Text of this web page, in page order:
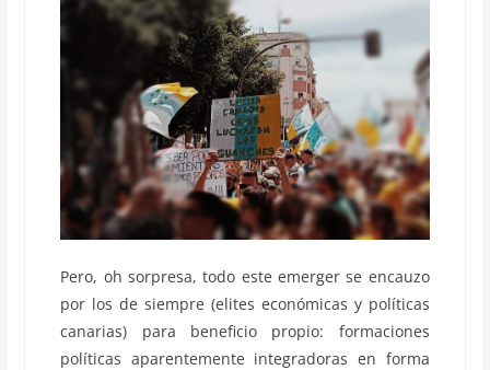
Pero, oh sorpresa, todo este emerger se encauzo
por los de siempre (elites económicas y políticas
canarias) para beneficio propio: formaciones
políticas aparentemente integradoras en forma